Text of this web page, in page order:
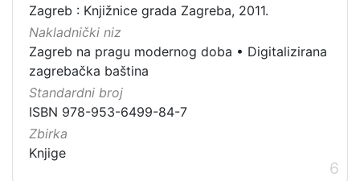
Zagreb : Knjižnice grada Zagreba, 2011.
Nakladnički niz
Zagreb na pragu modernog doba • Digitalizirana
zagrebačka baština
Standardni broj
ISBN 978-953-6499-84-7
Zbirka
Knjige
6